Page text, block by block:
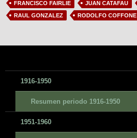
FRANCISCO FAIRLIE JUAN CATAFAU
RAUL GONZALEZ
RODOLFO COFFONE
1916-1950
Resumen periodo 1916-1950
1951-1960